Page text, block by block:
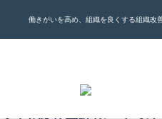
働きがいを高め、組織を良くする組織改